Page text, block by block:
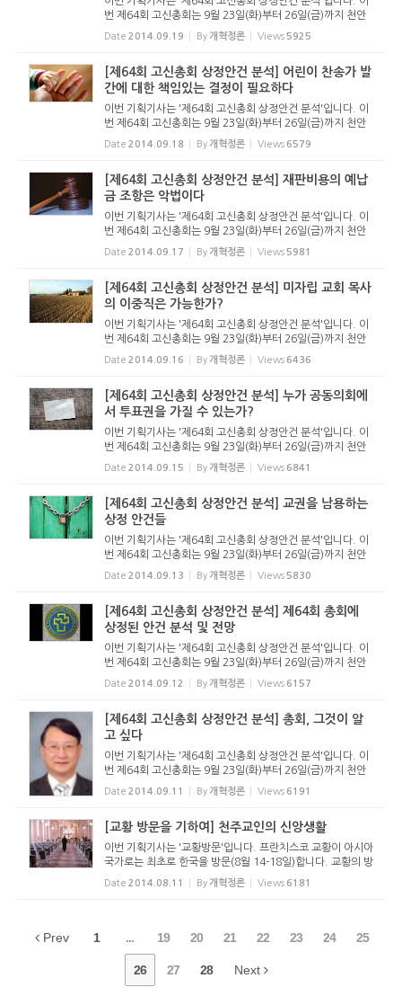
번 제64회 고신총회는 9월 23일(화)부터 26일(금)까지 천안
의 고려신학대학원에서 열립니다. 우리 장로교회는 개교회 당
회가 그리스도의 통치를 대행한다고 믿지만 개교회주의에 빠
Date 2014.09.19 By 개혁정론 Views 5925
[제64회 고신총회 상정안건 분석] 어린이 찬송가 발
간에 대한 책임있는 결정이 필요하다
이번 기획기사는 '제64회 고신총회 상정안건 분석'입니다. 이
번 제64회 고신총회는 9월 23일(화)부터 26일(금)까지 천안
의 고려신학대학원에서 열립니다. 우리 장로교회는 개교회 당
회가 그리스도의 통치를 대행한다고 믿지만 개교회주의에 빠
Date 2014.09.18 By 개혁정론 Views 6579
[제64회 고신총회 상정안건 분석] 재판비용의 예납
금 조항은 악법이다
이번 기획기사는 '제64회 고신총회 상정안건 분석'입니다. 이
번 제64회 고신총회는 9월 23일(화)부터 26일(금)까지 천안
의 고려신학대학원에서 열립니다. 우리 장로교회는 개교회 당
회가 그리스도의 통치를 대행한다고 믿지만 개교회주의에 빠
Date 2014.09.17 By 개혁정론 Views 5981
[제64회 고신총회 상정안건 분석] 미자립 교회 목사
의 이중직은 가능한가?
이번 기획기사는 '제64회 고신총회 상정안건 분석'입니다. 이
번 제64회 고신총회는 9월 23일(화)부터 26일(금)까지 천안
의 고려신학대학원에서 열립니다. 우리 장로교회는 개교회 당
회가 그리스도의 통치를 대행한다고 믿지만 개교회주의에 빠
Date 2014.09.16 By 개혁정론 Views 6436
[제64회 고신총회 상정안건 분석] 누가 공동의회에
서 투표권을 가질 수 있는가?
이번 기획기사는 '제64회 고신총회 상정안건 분석'입니다. 이
번 제64회 고신총회는 9월 23일(화)부터 26일(금)까지 천안
의 고려신학대학원에서 열립니다. 우리 장로교회는 개교회 당
회가 그리스도의 통치를 대행한다고 믿지만 개교회주의에 빠
Date 2014.09.15 By 개혁정론 Views 6841
[제64회 고신총회 상정안건 분석] 교권을 남용하는
상정 안건들
이번 기획기사는 '제64회 고신총회 상정안건 분석'입니다. 이
번 제64회 고신총회는 9월 23일(화)부터 26일(금)까지 천안
의 고려신학대학원에서 열립니다. 우리 장로교회는 개교회 당
회가 그리스도의 통치를 대행한다고 믿지만 개교회주의에 빠
Date 2014.09.13 By 개혁정론 Views 5830
[제64회 고신총회 상정안건 분석] 제64회 총회에
상정된 안건 분석 및 전망
이번 기획기사는 '제64회 고신총회 상정안건 분석'입니다. 이
번 제64회 고신총회는 9월 23일(화)부터 26일(금)까지 천안
의 고려신학대학원에서 열립니다. 우리 장로교회는 개교회 당
회가 그리스도의 통치를 대행한다고 믿지만 개교회주의에 빠
Date 2014.09.12 By 개혁정론 Views 6157
[제64회 고신총회 상정안건 분석] 총회, 그것이 알
고 싶다
이번 기획기사는 '제64회 고신총회 상정안건 분석'입니다. 이
번 제64회 고신총회는 9월 23일(화)부터 26일(금)까지 천안
의 고려신학대학원에서 열립니다. 우리 장로교회는 개교회 당
회가 그리스도의 통치를 대행한다고 믿지만 개교회주의에 빠
Date 2014.09.11 By 개혁정론 Views 6191
[교황 방문을 기하여] 천주교인의 신앙생활
이번 기획기사는 '교황방문'입니다. 프란치스코 교황이 아시아
국가로는 최초로 한국을 방문(8월 14-18일)합니다. 교황의 방
문으로 인해 천주교에 대한 관심이 고조되고 있습니다. 한국
천주교회는 교황의 방문이 새로운 복음화를 일으킬 것이라고
Date 2014.08.11 By 개혁정론 Views 6181
Prev 1 ... 19 20 21 22 23 24 25
26 27 28 Next